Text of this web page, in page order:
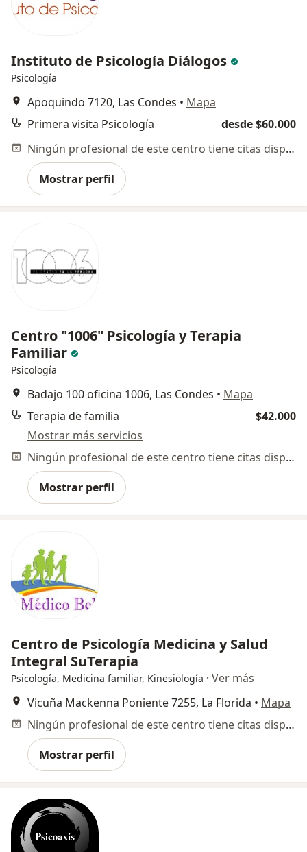
Instituto de Psicología Diálogos
Psicología
Apoquindo 7120, Las Condes • Mapa
Primera visita Psicología
desde $60.000
Ningún profesional de este centro tiene citas disponibles
Mostrar perfil
Centro "1006" Psicología y Terapia
Familiar
Psicología
Badajo 100 oficina 1006, Las Condes • Mapa
Terapia de familia
$42.000
Mostrar más servicios
Ningún profesional de este centro tiene citas disponibles
Mostrar perfil
Centro de Psicología Medicina y Salud
Integral SuTerapia
Psicología, Medicina familiar, Kinesiología · Ver más
Vicuña Mackenna Poniente 7255, La Florida • Mapa
Ningún profesional de este centro tiene citas disponibles
Mostrar perfil